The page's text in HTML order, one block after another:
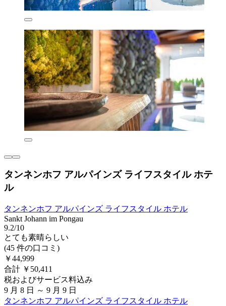
タンネンホフ アルパインズ ライフスタイル ホテ
ル
タンネンホフ アルパインズ ライフスタイル ホテル
Sankt Johann im Pongau
9.2/10
とても素晴らしい
(45 件の口コミ)
￥44,999
合計 ￥50,411
税およびサービス料込み
9 月 8 日 ～ 9 月 9 日
タンネンホフ アルパインズ ライフスタイル ホテル